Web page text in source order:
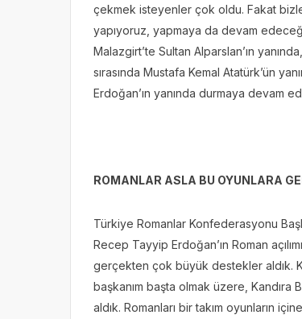
çekmek isteyenler çok oldu. Fakat
yapıyoruz, yapmaya da devam
Malazgirt’te Sultan Alparslan’ın
sırasında Mustafa Kemal Atatürk’ün
Erdoğan’ın yanında durmaya devam
ROMANLAR ASLA BU OYUNLARA
Türkiye Romanlar Konfederasyonu
Recep Tayyip Erdoğan’ın Roman
gerçekten çok büyük destekler aldık.
başkanım başta olmak üzere, Kandıra
aldık. Romanları bir takım oyunların